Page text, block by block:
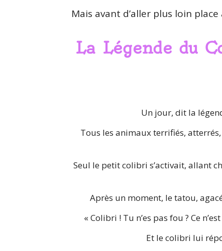
Mais avant d’aller plus loin place
La Légende du
Un jour, dit la
Tous les animaux terrifiés,
Seul le petit colibri s’activait, allant
Après un moment, le tatou,
« Colibri ! Tu n’es pas fou ? Ce
Et le colibri lui